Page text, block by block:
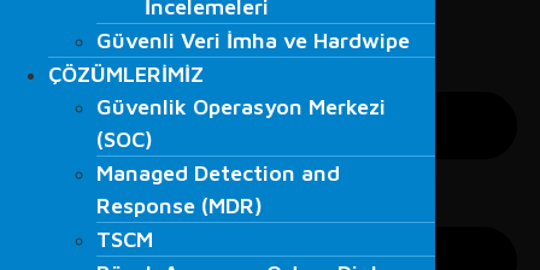
Güvenli Veri İmha ve Hardwipe
ÇÖZÜMLERİMİZ
Güvenlik Operasyon Merkezi
(SOC)
Managed Detection and
Response (MDR)
TSCM
Böcek Arama ve Ortam Dinleme
İncelemeleri
Güvenli Veri İmha ve Hardwipe
ÇÖZÜMLERİMİZ
Güvenlik Operasyon Merkezi
(SOC)
Managed Detection and
Response (MDR)
TSCM